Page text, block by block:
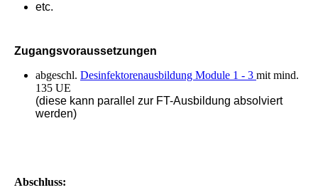
etc.
Zugangsvoraussetzungen
abgeschl. Desinfektorenausbildung Module 1 - 3 mit mind.
135 UE
(diese kann parallel zur FT-Ausbildung absolviert
werden)
Abschluss: